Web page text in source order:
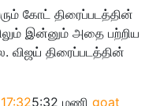
கோட் திரைப்படத்தின்
இன்னும் அதை பற்றிய
விஜய் திரைப்படத்தின்
5:32 மணி goat